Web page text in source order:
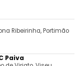
Ribeirinha, Portimão
Paiva